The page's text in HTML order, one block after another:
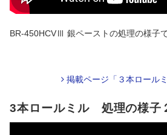
BR-450HCVⅢ 銀ペーストの処理の様子で
掲載ページ「３本ロール
3本ロールミル 処理の様子